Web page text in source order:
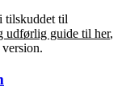
tilskuddet til
udførlig guide til her,